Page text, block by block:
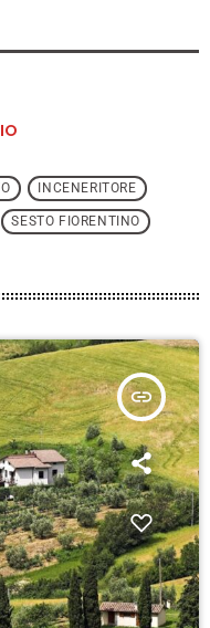
INCENERITORE
SESTO FIORENTINO
insert_link